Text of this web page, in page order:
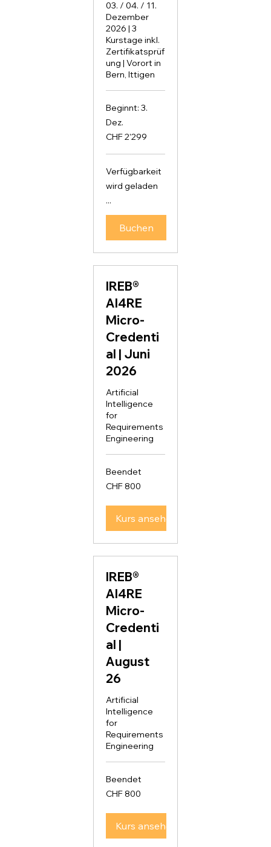
03. / 04. / 11.
Dezember
2026 | 3
Kurstage inkl.
Zertifikatsprüf
ung | Vorort in
Bern, Ittigen
Beginnt: 3.
Dez.
2'299
Schweizer
CHF 2'299
Verfügbarkeit
wird geladen
...
Buchen
IREB®
AI4RE
Micro-
Credenti
al | Juni
2026
Artificial
Intelligence
for
Requirements
Engineering
Beendet
800
Schweizer
CHF 800
Kurs ansehen
IREB®
AI4RE
Micro-
Credenti
al |
August
26
Artificial
Intelligence
for
Requirements
Engineering
Beendet
800
Schweizer
CHF 800
Kurs ansehen